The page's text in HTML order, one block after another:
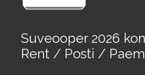
Suveooper 2026
Rent / Posti /